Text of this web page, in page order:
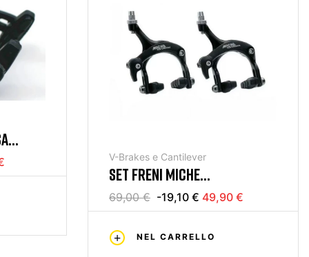
V-Brakes e Cantilever
SET FRENI MICHE
PERFORMANCE
69,00 € -19,10 € 49,90 €
NEL CARRELLO